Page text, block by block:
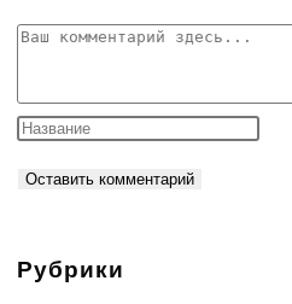
Комментарий
Рубрики